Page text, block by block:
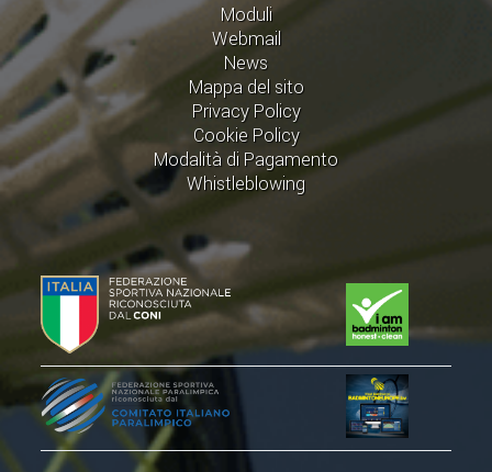
Moduli
Webmail
News
Mappa del sito
Privacy Policy
Cookie Policy
Modalità di Pagamento
Whistleblowing
ATLETI D'INTERESSE NAZIONALE
SCHEDE ATLETI
PROMOZIONE
NUOVI GIOCHI DELLA GIOVENTÙ
TROFEO CONI
ENTI DI PROMOZIONE SPORTIVA
PROGETTI CONI
PROGETTI SPORT E SALUTE
FORMAZIONE